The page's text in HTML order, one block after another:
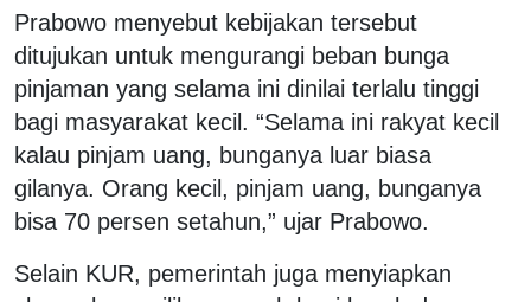
Prabowo menyebut kebijakan tersebut
ditujukan untuk mengurangi beban bunga
pinjaman yang selama ini dinilai terlalu tinggi
bagi masyarakat kecil. “Selama ini rakyat kecil
kalau pinjam uang, bunganya luar biasa
gilanya. Orang kecil, pinjam uang, bunganya
bisa 70 persen setahun,” ujar Prabowo.
Selain KUR, pemerintah juga menyiapkan